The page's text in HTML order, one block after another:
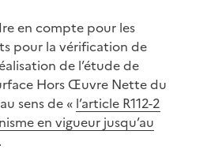
en compte pour les
pour la vérification de
de l’étude de
Hors Œuvre Nette du
sens de « l’article R112-2
en vigueur jusqu’au